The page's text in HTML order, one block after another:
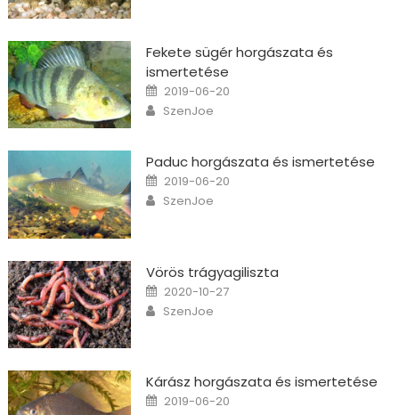
Fekete sügér horgászata és
ismertetése
Posted on
2019-06-20
Author
SzenJoe
Paduc horgászata és ismertetése
Posted on
2019-06-20
Author
SzenJoe
Vörös trágyagiliszta
Posted on
2020-10-27
Author
SzenJoe
Kárász horgászata és ismertetése
Posted on
2019-06-20